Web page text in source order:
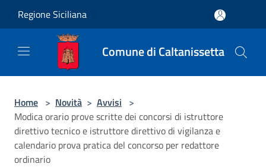
Regione Siciliana
Comune di Caltanissetta
Home > Novità > Avvisi >
Modica orario prove scritte dei concorsi di istruttore
direttivo tecnico e istruttore direttivo di vigilanza e
calendario prova pratica del concorso per redattore
ordinario